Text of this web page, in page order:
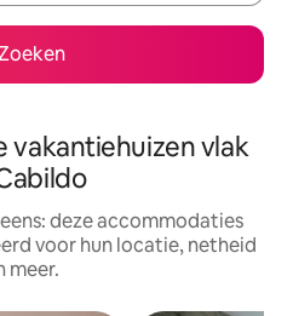
vakantiehuizen vlak
deze accommodaties
voor hun locatie, netheid
meer.